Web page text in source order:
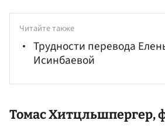
Читайте также
Трудности перевода
Исинбаевой
ТомасХитцльшпергер,